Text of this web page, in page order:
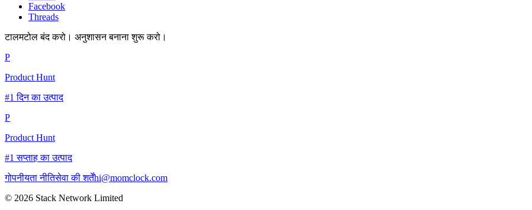
Facebook
Threads
टालमटोल बंद करो। अनुशासन बनाना शुरू करो।
P
Product Hunt
#1 दिन का उत्पाद
P
Product Hunt
#1 सप्ताह का उत्पाद
गोपनीयता नीतिसेवा की शर्तेंhi@momclock.com
© 2026 Stack Network Limited